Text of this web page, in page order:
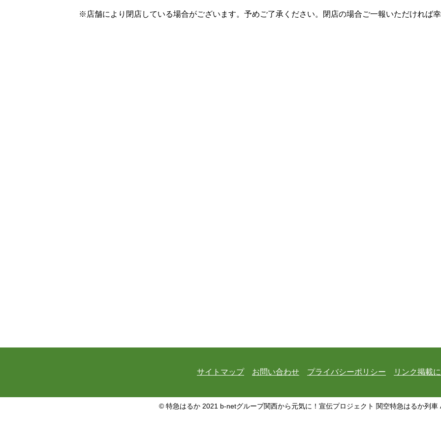
※店舗により閉店している場合がございます。予めご了承ください。閉店の場合ご一報いただければ
サイトマップ お問い合わせ プライバシーポリシー リンク掲載
© 特急はるか 2021 b-netグループ関西から元気に！宣伝プロジェクト 関空特急はるか列車